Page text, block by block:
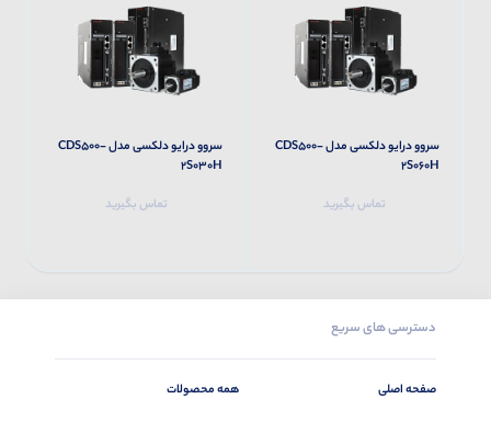
سروو درایو دلکسی مدل CDS500-
2S060H
تماس بگیرید
سروو درایو دلکسی مدل CDS500-
2S030H
تماس بگیرید
دسترسی های سریع
صفحه اصلی همه محصولات